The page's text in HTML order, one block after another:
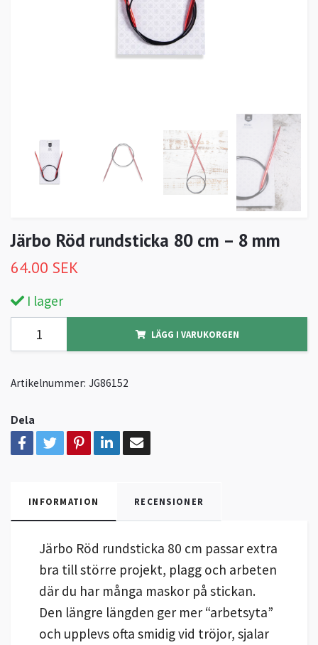
Järbo Röd rundsticka 80 cm – 8 mm
64.00 SEK
I lager
LÄGG I VARUKORGEN
Artikelnummer: JG86152
Dela
INFORMATION RECENSIONER
Järbo Röd rundsticka 80 cm passar extra
bra till större projekt, plagg och arbeten
där du har många maskor på stickan.
Den längre längden ger mer “arbetsyta”
och upplevs ofta smidig vid tröjor, sjalar